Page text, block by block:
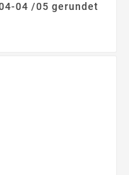
04 /05 gerundet